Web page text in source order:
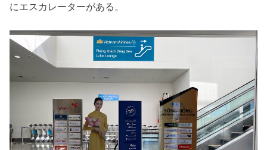
にエスカレーターがある。